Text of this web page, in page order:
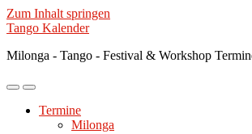
Zum Inhalt springen
Tango Kalender
Milonga - Tango - Festival & Workshop
Mobile-
ein-/ausblenden
Suchfeld
ein-/ausblenden
Termine
Milonga